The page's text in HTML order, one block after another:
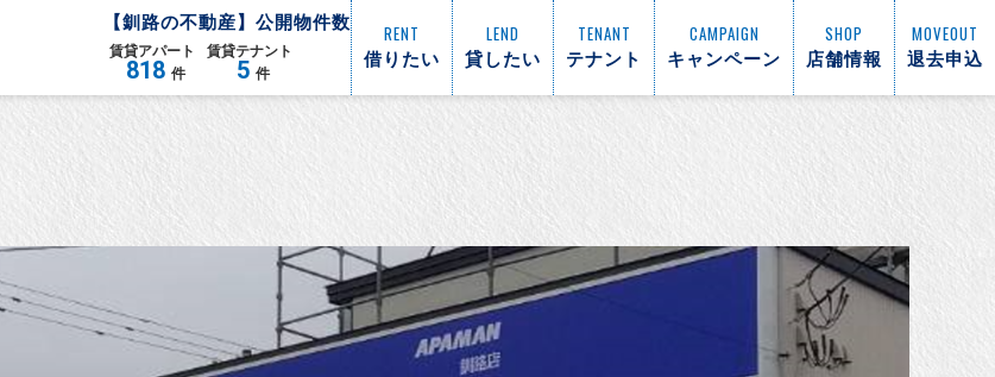
【釧路の不動産】公開物件数
賃貸アパート
818 件
賃貸テナント
5 件
RENT
借りたい
LEND
貸したい
TENANT
テナント
CAMPAIGN
キャンペーン
SHOP
店舗情報
MOVEOUT
退去申込